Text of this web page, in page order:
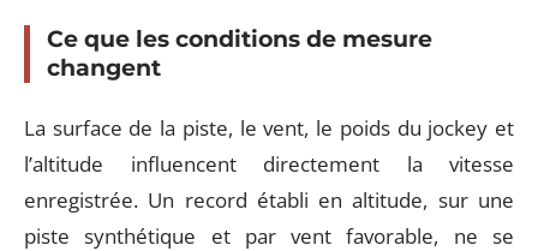
Ce que les conditions de mesure
changent
La surface de la piste, le vent, le poids du jockey et
l’altitude influencent directement la vitesse
enregistrée. Un record établi en altitude, sur une
piste synthétique et par vent favorable, ne se